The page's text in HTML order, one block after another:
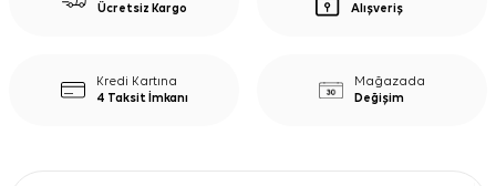
Ücretsiz Kargo
Alışveriş
Kredi Kartına
4 Taksit İmkanı
Mağazada
Değişim